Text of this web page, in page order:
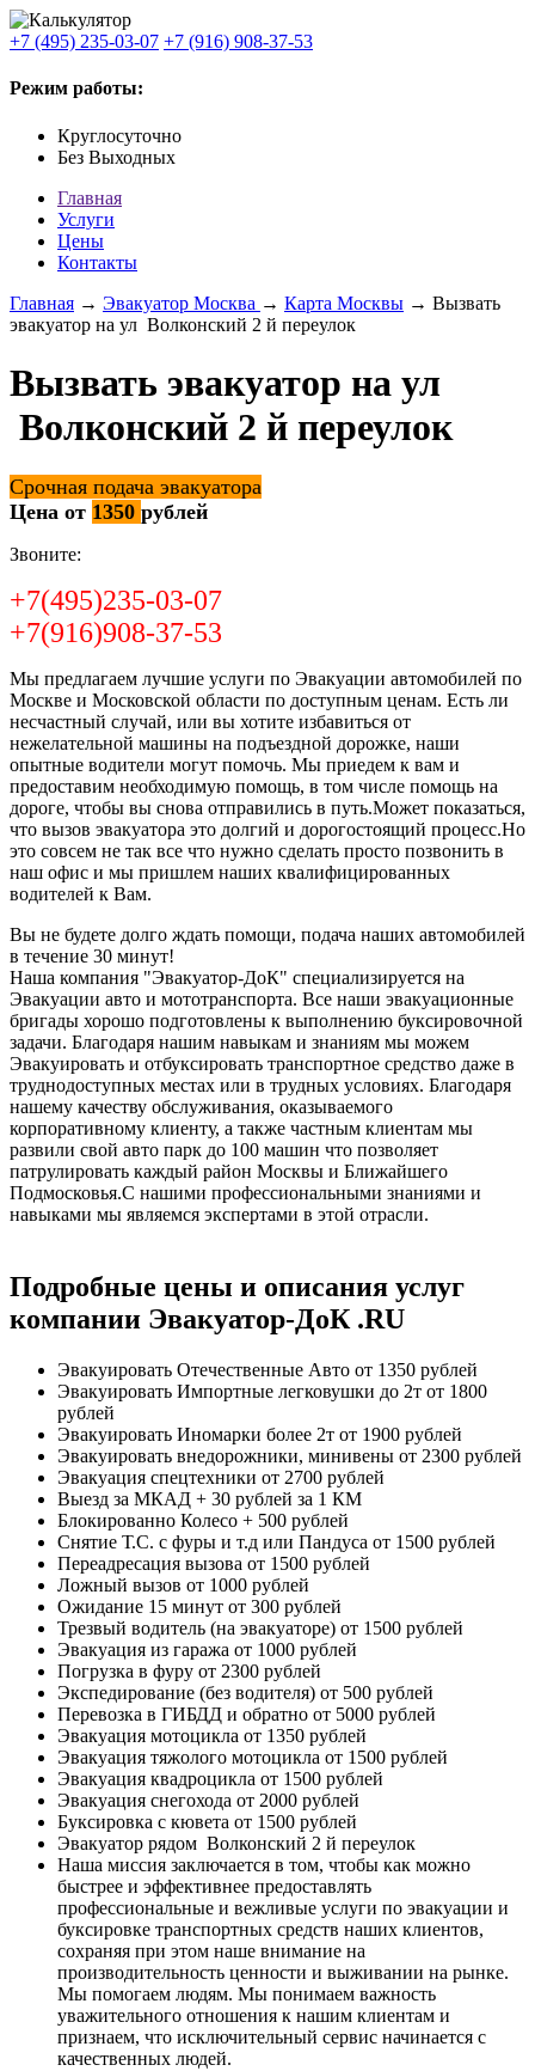
+7 (495) 235-03-07 +7 (916) 908-37-53
Режим работы:
Круглосуточно
Без Выходных
Главная
Услуги
Цены
Контакты
Главная → Эвакуатор Москва → Карта Москвы → Вызвать
эвакуатор на ул Волконский 2 й переулок
Вызвать эвакуатор на ул
Волконский 2 й переулок
Срочная подача эвакуатора
Цена от 1350 рублей
Звоните:
+7(495)235-03-07
+7(916)908-37-53
Мы предлагаем лучшие услуги по Эвакуации автомобилей по
Москве и Московской области по доступным ценам. Есть ли
несчастный случай, или вы хотите избавиться от
нежелательной машины на подъездной дорожке, наши
опытные водители могут помочь. Мы приедем к вам и
предоставим необходимую помощь, в том числе помощь на
дороге, чтобы вы снова отправились в путь.Может показаться,
что вызов эвакуатора это долгий и дорогостоящий процесс.Но
это совсем не так все что нужно сделать просто позвонить в
наш офис и мы пришлем наших квалифицированных
водителей к Вам.
Вы не будете долго ждать помощи, подача наших автомобилей
в течение 30 минут!
Наша компания "Эвакуатор-ДоК" специализируется на
Эвакуации авто и мототранспорта. Все наши эвакуационные
бригады хорошо подготовлены к выполнению буксировочной
задачи. Благодаря нашим навыкам и знаниям мы можем
Эвакуировать и отбуксировать транспортное средство даже в
труднодоступных местах или в трудных условиях. Благодаря
нашему качеству обслуживания, оказываемого
корпоративному клиенту, а также частным клиентам мы
развили свой авто парк до 100 машин что позволяет
патрулировать каждый район Москвы и Ближайшего
Подмосковья.С нашими профессиональными знаниями и
навыками мы являемся экспертами в этой отрасли.
Подробные цены и описания услуг
компании Эвакуатор-ДоК .RU
Эвакуировать Отечественные Авто от 1350 рублей
Эвакуировать Импортные легковушки до 2т от 1800
рублей
Эвакуировать Иномарки более 2т от 1900 рублей
Эвакуировать внедорожники, минивены от 2300 рублей
Эвакуация спецтехники от 2700 рублей
Выезд за МКАД + 30 рублей за 1 КМ
Блокированно Колесо + 500 рублей
Снятие Т.С. с фуры и т.д или Пандуса от 1500 рублей
Переадресация вызова от 1500 рублей
Ложный вызов от 1000 рублей
Ожидание 15 минут от 300 рублей
Трезвый водитель (на эвакуаторе) от 1500 рублей
Эвакуация из гаража от 1000 рублей
Погрузка в фуру от 2300 рублей
Экспедирование (без водителя) от 500 рублей
Перевозка в ГИБДД и обратно от 5000 рублей
Эвакуация мотоцикла от 1350 рублей
Эвакуация тяжолого мотоцикла от 1500 рублей
Эвакуация квадроцикла от 1500 рублей
Эвакуация снегохода от 2000 рублей
Буксировка с кювета от 1500 рублей
Эвакуатор рядом Волконский 2 й переулок
Наша миссия заключается в том, чтобы как можно
быстрее и эффективнее предоставлять
профессиональные и вежливые услуги по эвакуации и
буксировке транспортных средств наших клиентов,
сохраняя при этом наше внимание на
производительность ценности и выживании на рынке.
Мы помогаем людям. Мы понимаем важность
уважительного отношения к нашим клиентам и
признаем, что исключительный сервис начинается с
качественных людей.